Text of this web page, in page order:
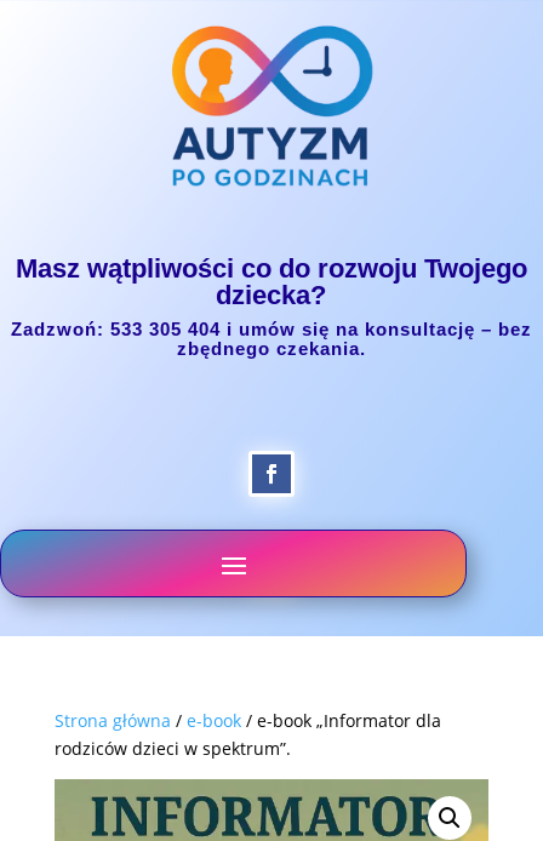
Masz wątpliwości co do rozwoju Twojego
dziecka?
Zadzwoń: 533 305 404 i umów się na konsultację – bez
zbędnego czekania.
Strona główna / e-book/ e-book „Informator dla
rodziców dzieci w spektrum”.